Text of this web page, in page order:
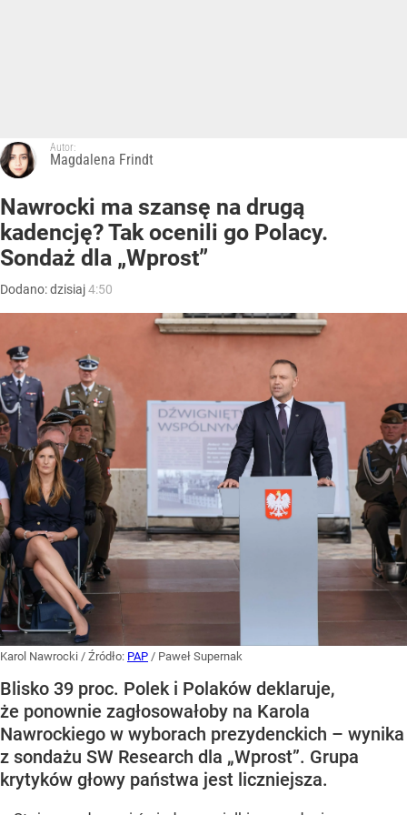
Autor:
Magdalena Frindt
Nawrocki ma szansę na drugą
kadencję? Tak ocenili go Polacy.
Sondaż dla „Wprost”
Dodano:dzisiaj4:50
Karol Nawrocki / Źródło: PAP / Paweł Supernak
Blisko 39 proc. Polek i Polaków deklaruje,
że ponownie zagłosowałoby na Karola
Nawrockiego w wyborach prezydenckich – wynika
z sondażu SW Research dla „Wprost”. Grupa
krytyków głowy państwa jest liczniejsza.